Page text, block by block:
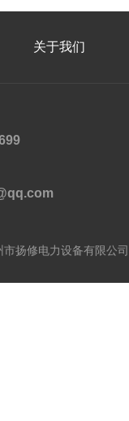
关于我们
扬修电力设备有限公